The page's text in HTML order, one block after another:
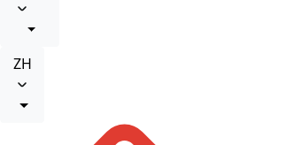
ZH